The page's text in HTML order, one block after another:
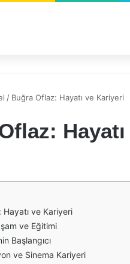
/ Buğra Oflaz: Hayatı ve Kariyeri
ve Kariyeri
ve Eğitimi
Başlangıcı
ve Sinema Kariyeri